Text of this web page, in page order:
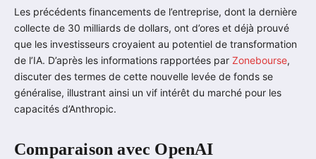
Les précédents financements de l’entreprise, dont la dernière
collecte de 30 milliards de dollars, ont d’ores et déjà prouvé
que les investisseurs croyaient au potentiel de transformation
de l’IA. D’après les informations rapportées par Zonebourse,
discuter des termes de cette nouvelle levée de fonds se
généralise, illustrant ainsi un vif intérêt du marché pour les
capacités d’Anthropic.
Comparaison avec OpenAI